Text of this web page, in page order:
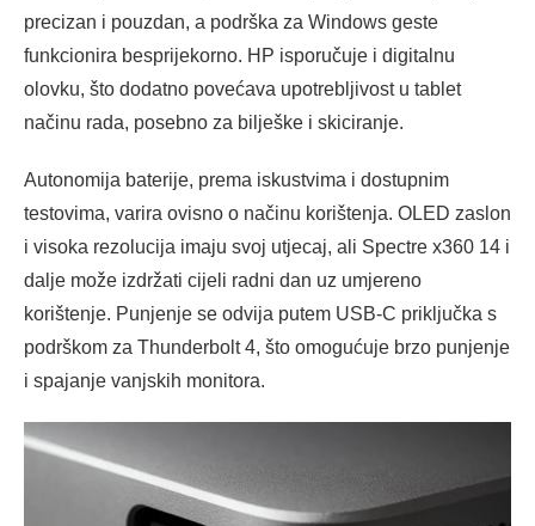
precizan i pouzdan, a podrška za Windows geste
funkcionira besprijekorno. HP isporučuje i digitalnu
olovku, što dodatno povećava upotrebljivost u tablet
načinu rada, posebno za bilješke i skiciranje.
Autonomija baterije, prema iskustvima i dostupnim
testovima, varira ovisno o načinu korištenja. OLED zaslon
i visoka rezolucija imaju svoj utjecaj, ali Spectre x360 14 i
dalje može izdržati cijeli radni dan uz umjereno
korištenje. Punjenje se odvija putem USB-C priključka s
podrškom za Thunderbolt 4, što omogućuje brzo punjenje
i spajanje vanjskih monitora.